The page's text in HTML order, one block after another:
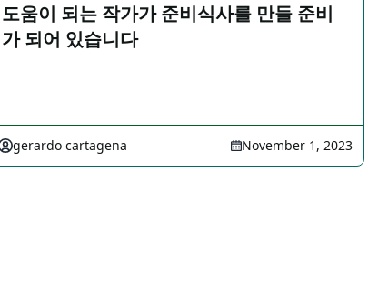
도움이 되는 작가가 준비식사를 만들 준비
가 되어 있습니다
gerardo cartagena November 1, 2023